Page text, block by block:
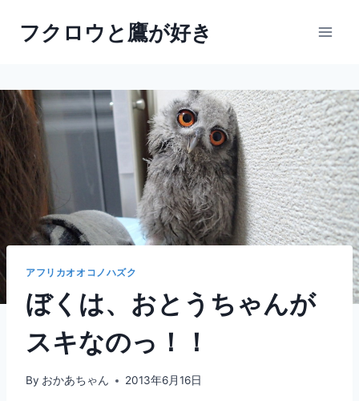
キ
ッ
プ
フクロウと鷹が好き
アフリカオオコノハズク
ぼくは、おとうちゃんが
スキなのっ！！
By おかあちゃん 2013年6月16日